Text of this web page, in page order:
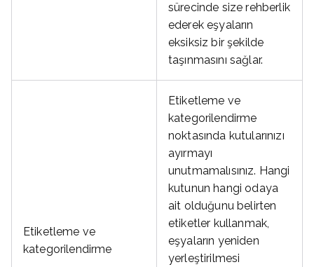
sürecinde size rehberlik
ederek eşyaların
eksiksiz bir şekilde
taşınmasını sağlar.
Etiketleme ve
kategorilendirme
Etiketleme ve
kategorilendirme
noktasında kutularınızı
ayırmayı
unutmamalısınız. Hangi
kutunun hangi odaya
ait olduğunu belirten
etiketler kullanmak,
eşyaların yeniden
yerleştirilmesi